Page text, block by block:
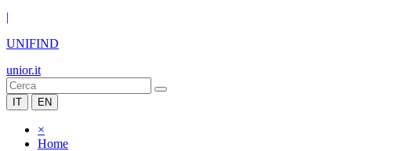
|
UNIFIND
unior.it
IT EN
×
Home